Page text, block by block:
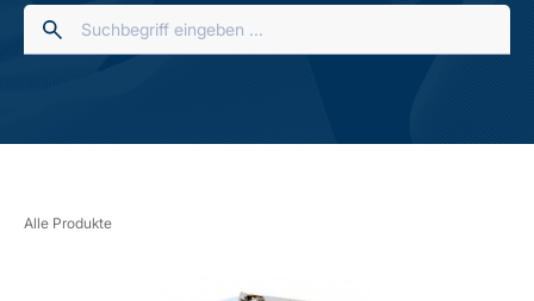
Alle Produkte